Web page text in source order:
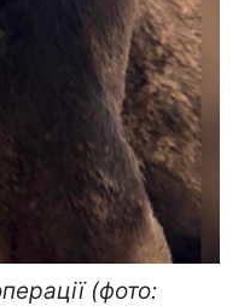
(фото: